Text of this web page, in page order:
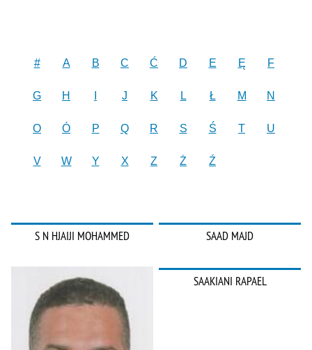
# A B C Ć D E Ę F
G H J K L Ł M N
O Ó P Q R S Ś T U
V W Y X Z Ż Ź
S N HJAIJI MOHAMMED SAAD MAJD
SAAKIANI RAPAEL